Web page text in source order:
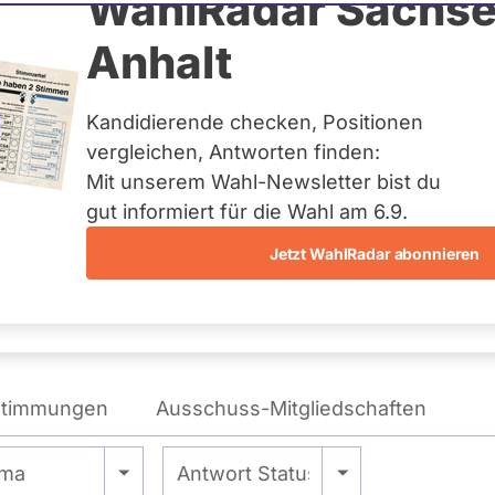
Anhalt
Kandidierende checken, Positionen
vergleichen, Antworten finden:
Mit unserem Wahl-Newsletter bist du
gut informiert für die Wahl am 6.9.
Jetzt WahlRadar abonnieren
Treptow-Köpenick 2
WAHLKAMPFPOSITIONEN
Ausschuss-Mitgliedschaften
- Antwort Status
- Alle -